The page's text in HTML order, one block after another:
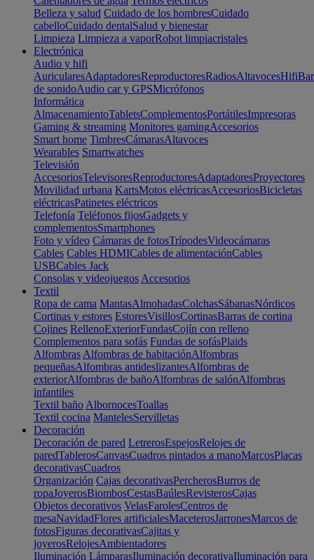
Belleza y salud Cuidado de los hombresCuidado
cabelloCuidado dentalSalud y bienestar
Limpieza Limpieza a vaporRobot limpiacristales
Electrónica
Audio y hifi
AuricularesAdaptadoresReproductoresRadiosAltavocesHifi
de sonidoAudio car y GPSMicrófonos
Informática
AlmacenamientoTabletsComplementosPortátilesImpresoras
Gaming & streaming Monitores gamingAccesorios
Smart home TimbresCámarasAltavoces
Wearables Smartwatches
Televisión
AccesoriosTelevisoresReproductoresAdaptadoresProyectores
Movilidad urbana KartsMotos eléctricasAccesoriosBicicletas
eléctricasPatinetes eléctricos
Telefonía Teléfonos fijosGadgets y
complementosSmartphones
Foto y vídeo Cámaras de fotosTrípodesVideocámaras
Cables Cables HDMICables de alimentaciónCables
USBCables Jack
Consolas y videojuegos Accesorios
Textil
Ropa de cama MantasAlmohadasColchasSábanasNórdicos
Cortinas y estores EstoresVisillosCortinasBarras de cortina
Cojines RellenoExteriorFundasCojín con relleno
Complementos para sofás Fundas de sofásPlaids
Alfombras Alfombras de habitaciónAlfombras
pequeñasAlfombras antideslizantesAlfombras de
exteriorAlfombras de bañoAlfombras de salónAlfombras
infantiles
Textil baño AlbornocesToallas
Textil cocina MantelesServilletas
Decoración
Decoración de pared LetrerosEspejosRelojes de
paredTablerosCanvasCuadros pintados a manoMarcosPlacas
decorativasCuadros
Organización Cajas decorativasPercherosBurros de
ropaJoyerosBiombosCestasBaúlesRevisterosCajas
Objetos decorativos VelasFarolesCentros de
mesaNavidadFlores artificialesMaceterosJarronesMarcos de
fotosFiguras decorativasCajitas y
joyerosRelojesAmbientadores
Iluminación LámparasIluminación decorativaIluminación para